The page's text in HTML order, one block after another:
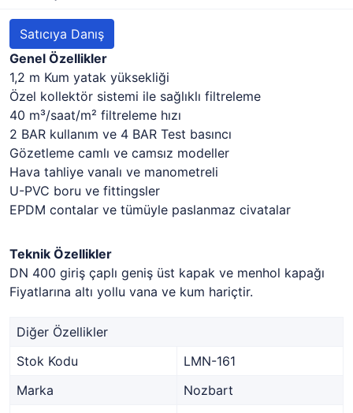
Satıcıya Danış
Genel Özellikler
1,2 m Kum yatak yüksekliği
Özel kollektör sistemi ile sağlıklı filtreleme
40 m³/saat/m² filtreleme hızı
2 BAR kullanım ve 4 BAR Test basıncı
Gözetleme camlı ve camsız modeller
Hava tahliye vanalı ve manometreli
U-PVC boru ve fittingsler
EPDM contalar ve tümüyle paslanmaz civatalar
Teknik Özellikler
DN 400 giriş çaplı geniş üst kapak ve menhol kapağı
Fiyatlarına altı yollu vana ve kum hariçtir.
Diğer Özellikler
Stok Kodu
LMN-161
Marka
Nozbart